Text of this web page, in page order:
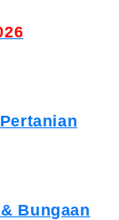
Bungaan